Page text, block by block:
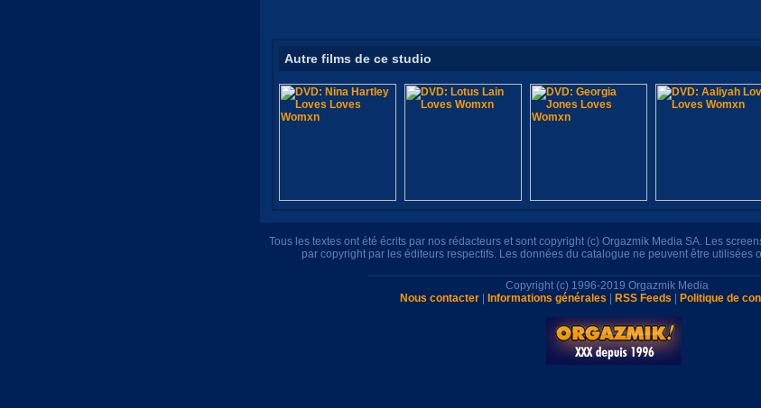
Autre films de ce studio
Tous les textes ont été écrits par nos rédacteurs et sont copyright (c) Orgazmik Media SA. Les
par copyright par les éditeurs respectifs. Les données du catalogue ne peuvent être utilisées
Copyright (c) 1996-2019 Orgazmik Media
Nous contacter| Informations générales RSS Feeds Politique de